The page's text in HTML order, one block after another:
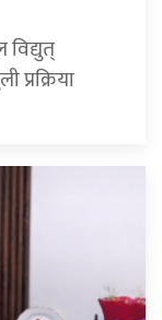
प्रक्रिया